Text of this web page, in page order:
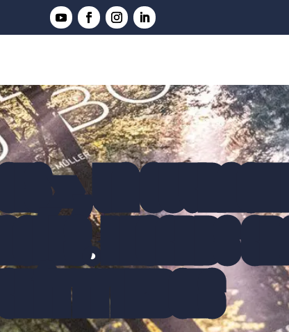
», UN OUVRAGE
REGARDS
FORÊT ET LE BOIS